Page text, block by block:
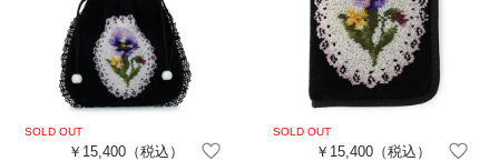
￥15,400（税込） ￥15,400 （税込）